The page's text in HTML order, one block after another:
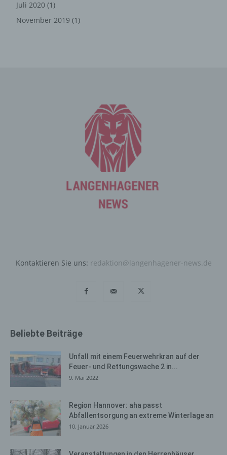
Juli 2020 (1)
November 2019 (1)
Kontaktieren Sie uns: redaktion@langenhagener-news.de
Beliebte Beiträge
Unfall mit einem Feuerwehrkran auf der
Feuer- und Rettungswache 2 in...
9. Mai 2022
Region Hannover: aha passt
Abfallentsorgung an extreme Winterlage an
10. Januar 2026
Internetseite durch eine betroffene Person oder ein
Internetseite, von welcher ein zugreifendes System auf
unsere Internetseite gelangt (sogenannte Referrer), (4)
die Unterwebseiten, welche über ein zugreifendes
System auf unserer Internetseite angesteuert werden,
(5) das Datum und die Uhrzeit eines Zugriffs auf die
Internetseite, (6) eine Internet-Protokoll-Adresse (IP-
Adresse), (7) der Internet-Service-Provider des
zugreifenden Systems und (8) sonstige ähnliche Daten
und Informationen, die der Gefahrenabwehr im Falle von
Angriffen auf unsere informationstechnologischen
benötigt, um (1) die Inhalte unserer Internetseite korrekt
die Werbung für diese zu optimieren, (3) die dauerhafte
im Falle eines Cyberangriffes die zur Strafverfolgung
anonym erhobenen Daten und Informationen werden
durch uns daher einerseits statistisch und ferner mit dem
Ziel ausgewertet, den Datenschutz und die
Datensicherheit in unserem Unternehmen zu erhöhen,
um letztlich ein optimales Schutzniveau für die von uns
verarbeiteten personenbezogenen Daten
sicherzustellen. Die anonymen Daten der Server-Logfiles
werden getrennt von allen durch eine betroffene Person